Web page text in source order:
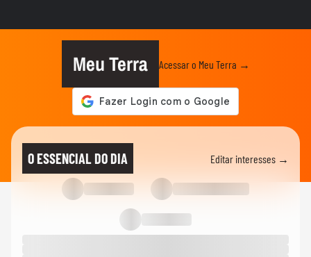
Lamine Yamal manda recado a Paredes
após agressão a Gavi na final...
Adolescente morre após fonte desabar
durante comemoração do título...
Torcedores argentinos entram em
confronto com a PM no RJ após...
Meu Terra Acessar o Meu Terra →
O ESSENCIAL DO DIA Editar interesses →